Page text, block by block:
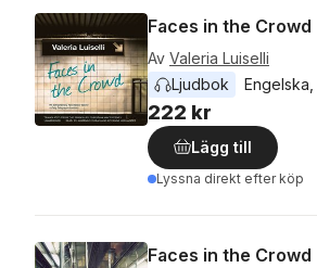
Faces in the Crowd
Av Valeria Luiselli
Ljudbok
Engelska
222 kr
Lägg till
Lyssna direkt efter köp
Faces in the Crowd